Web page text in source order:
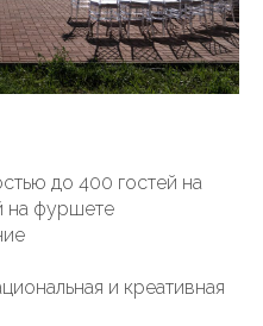
до 400 гостей на
на фуршете
и креативная